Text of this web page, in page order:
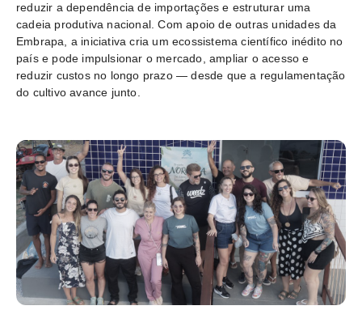
reduzir a dependência de importações e estruturar uma
cadeia produtiva nacional. Com apoio de outras unidades da
Embrapa, a iniciativa cria um ecossistema científico inédito no
país e pode impulsionar o mercado, ampliar o acesso e
reduzir custos no longo prazo — desde que a regulamentação
do cultivo avance junto.